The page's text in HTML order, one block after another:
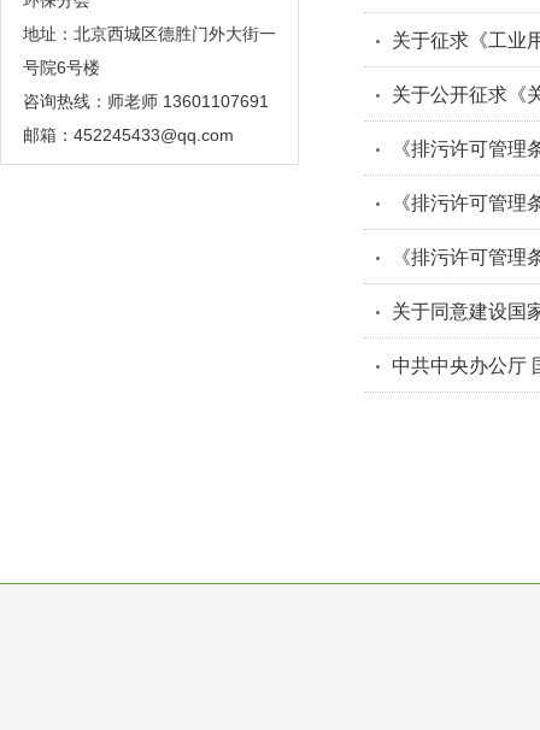
地址：北京西城区德胜门外大街一
号院6号楼
咨询热线：师老师 13601107691
邮箱： 452245433@qq.com
《排污许可管
关于同意建设国
中共中央办公厅